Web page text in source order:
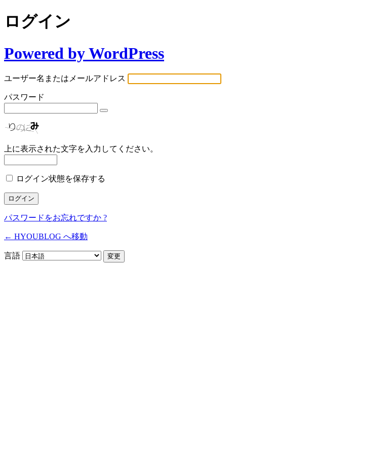
ログイン
Powered by WordPress
ユーザー名またはメールアドレス
パスワード
上に表示された文字を入力してください。
ログイン状態を保存する
パスワードをお忘れですか ?
← HYOUBLOG へ移動
言語